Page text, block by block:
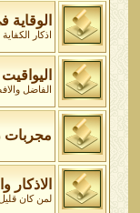
الوقاية
اذكار
الفاضل
مجربات
الاذكار
لمن كان